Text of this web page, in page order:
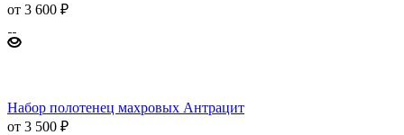
от 3 600 ₽
Набор полотенец махровых Антрацит
от 3 500 ₽